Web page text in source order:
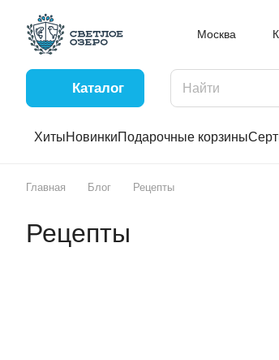
Москва
Каталог
ХитыНовинкиПодарочные корзины
Главная Блог Рецепты
Рецепты